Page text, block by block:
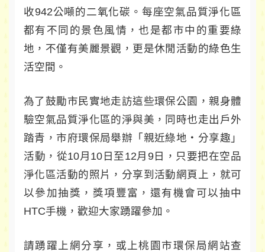
收942公噸的二氧化碳。每座空氣品質淨化區
都有不同的景色風情，也是都市中的重要綠
地，不僅有美麗景觀，更是休閒活動的綠色生
活空間。
為了鼓勵市民實地走訪這些環保公園，親身體
驗空氣品質淨化區的淨與美，同時也走出戶外
踏青，市府環保局舉辦「親近綠地‧分享趣」
活動，從10月10日至12月9日，只要把在空品
淨化區活動的照片，分享到活動網頁上，就可
以參加抽獎，獎項豐富，還有機會可以抽中
HTC手機，歡迎大家踴躍參加。
請踴躍上網分享，或上桃園市環保局網站查